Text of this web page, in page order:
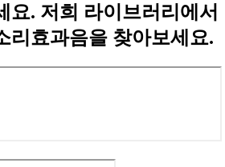
요. 저희 라이브러리에서
리효과음을 찾아보세요.